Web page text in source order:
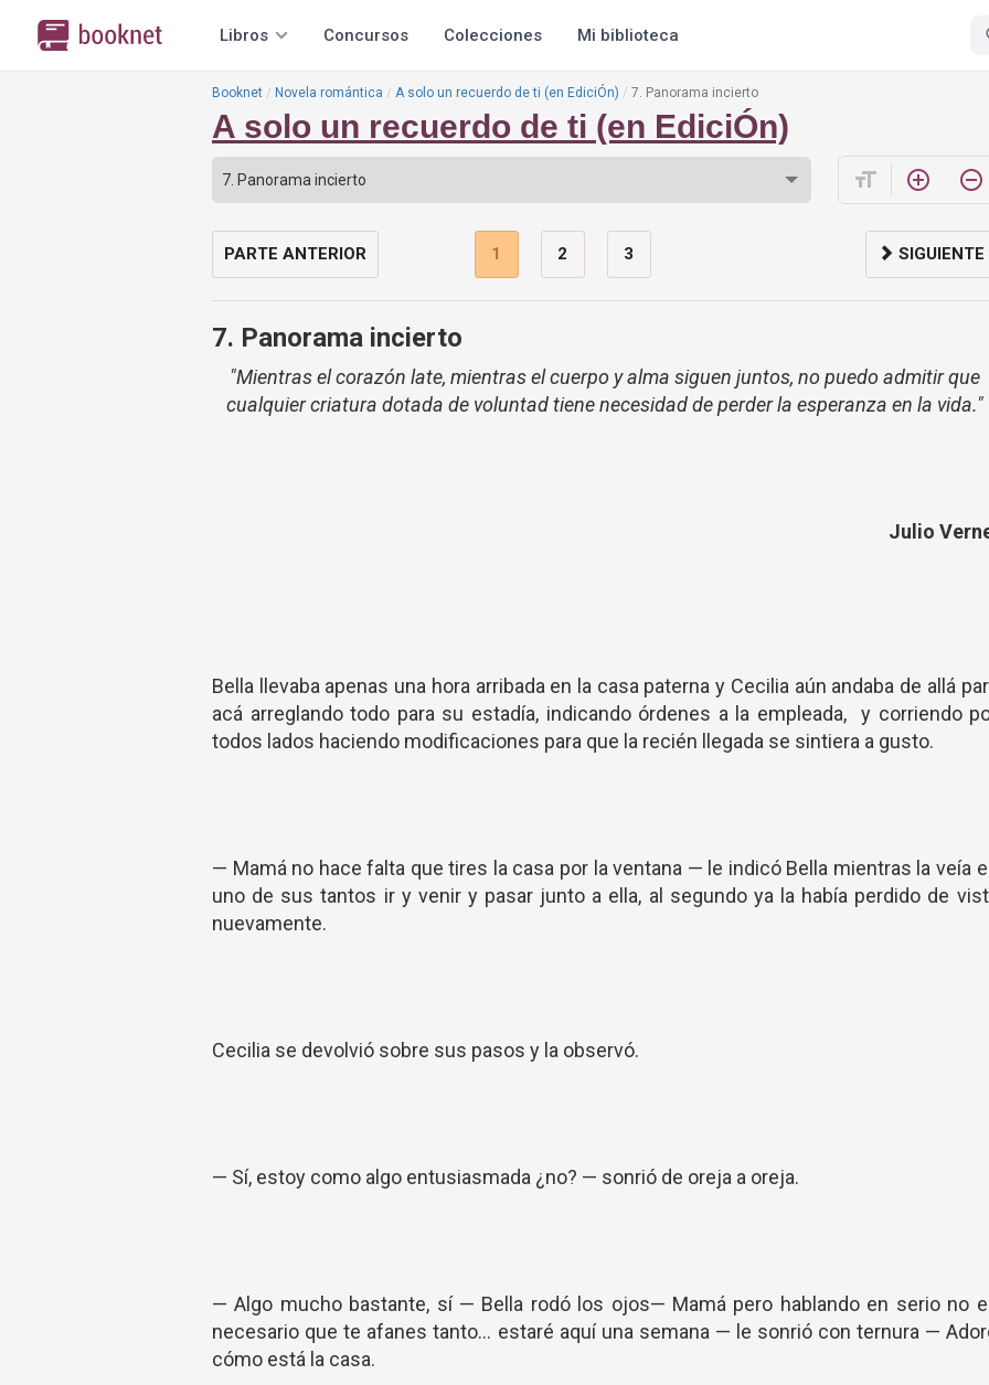
Libros Concursos Colecciones Mi biblioteca
Booknet Novela romántica A solo un recuerdo de ti (en EdiciÓn) 7. Panorama incierto
A solo un recuerdo de ti (en EdiciÓn)
format_size add_circle_outline remove_circle_outline
PARTE ANTERIOR 1 2 3 SIGUIENTE
7. Panorama incierto
"Mientras el corazón late, mientras el cuerpo y alma siguen juntos, no puedo admitir que
cualquier criatura dotada de voluntad tiene necesidad de perder la esperanza en la vida."
Julio
Bella llevaba apenas una hora arribada en la casa paterna y Cecilia aún andaba de allá
acá arreglando todo para su estadía, indicando órdenes a la empleada, y corriendo
todos lados haciendo modificaciones para que la recién llegada se sintiera a gusto.
— Mamá no hace falta que tires la casa por la ventana — le indicó Bella mientras la veía
uno de sus tantos ir y venir y pasar junto a ella, al segundo ya la había perdido de
nuevamente.
Cecilia se devolvió sobre sus pasos y la observó.
— Sí, estoy como algo entusiasmada ¿no? — sonrió de oreja a oreja.
— Algo mucho bastante, sí — Bella rodó los ojos— Mamá pero hablando en serio no
necesario que te afanes tanto... estaré aquí una semana — le sonrió con ternura —
cómo está la casa.